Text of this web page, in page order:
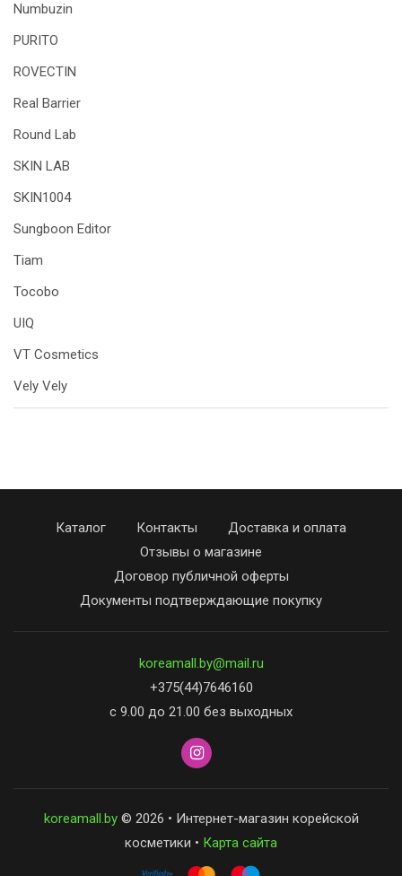
Numbuzin
PURITO
ROVECTIN
Real Barrier
Round Lab
SKIN LAB
SKIN1004
Sungboon Editor
Tiam
Tocobo
UIQ
VT Cosmetics
Vely Vely
Каталог Контакты
Доставка и оплата
Отзывы о магазине
Договор публичной оферты
Документы подтверждающие покупку
koreamall.by@mail.ru
+375(44)7646160
с 9.00 до 21.00 без выходных
koreamall.by© 2026 • Интернет-магазин корейской
косметики • Карта сайта